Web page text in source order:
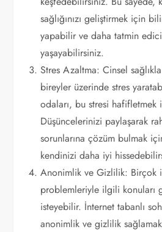
sağlığınızı geliştirmek için
yapabilir ve daha tatmin
yaşayabilirsiniz.
Stres Azaltma: Cinsel
bireyler üzerinde stres
odaları, bu stresi
Düşüncelerinizi paylaşarak
sorunlarına çözüm bulmak
kendinizi daha iyi
Anonimlik ve Gizlilik: Birçok
problemleriyle ilgili konuları
isteyebilir. İnternet tabanlı
anonimlik ve gizlilik